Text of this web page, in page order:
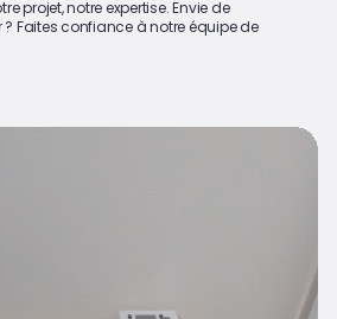
projet, notre expertise. Envie de
Faites confiance à notre équipe de